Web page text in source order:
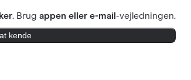
. Brugappen eller e-mail-vejledningen.
kende